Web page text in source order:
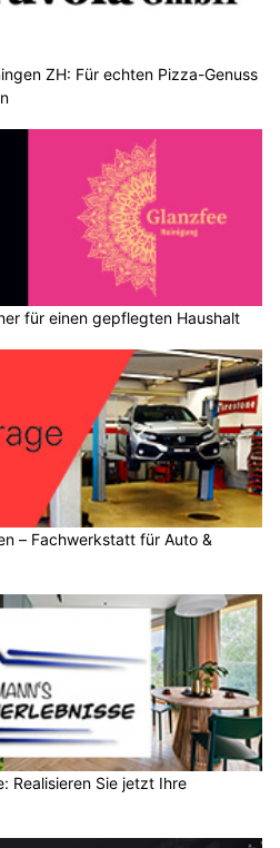
ZH: Für echten Pizza-Genuss
für einen gepflegten Haushalt
– Fachwerkstatt für Auto &
Realisieren Sie jetzt Ihre